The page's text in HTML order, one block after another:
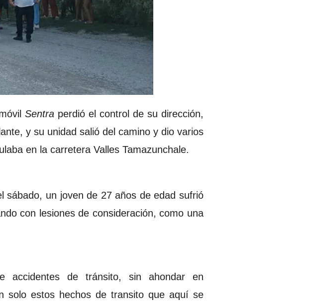
Sentra perdió el control de su dirección,
y su unidad salió del camino y dio varios
en la carretera Valles Tamazunchale.
sábado, un joven de 27 años de edad sufrió
con lesiones de consideración, como una
accidentes de tránsito, sin ahondar en
solo estos hechos de transito que aquí se